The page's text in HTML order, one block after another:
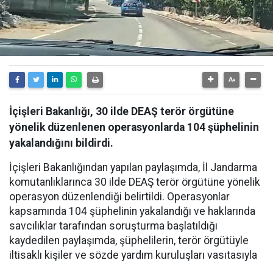
İçişleri Bakanlığı, 30 ilde DEAŞ terör örgütüne
yönelik düzenlenen operasyonlarda 104 şüphelinin
yakalandığını bildirdi.
İçişleri Bakanlığından yapılan paylaşımda, İl Jandarma
komutanlıklarınca 30 ilde DEAŞ terör örgütüne yönelik
operasyon düzenlendiği belirtildi. Operasyonlar
kapsamında 104 şüphelinin yakalandığı ve haklarında
savcılıklar tarafından soruşturma başlatıldığı
kaydedilen paylaşımda, şüphelilerin, terör örgütüyle
iltisaklı kişiler ve sözde yardım kuruluşları vasıtasıyla